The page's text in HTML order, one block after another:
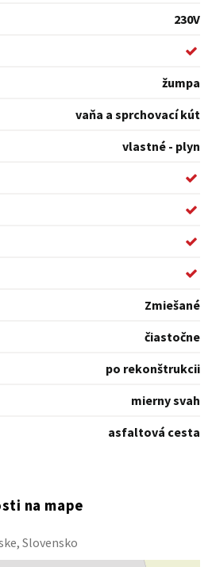
230V
žumpa
vaňa a sprchovací kút
vlastné - plyn
Zmiešané
čiastočne
po rekonštrukcii
mierny svah
asfaltová cesta
na mape
Slovensko